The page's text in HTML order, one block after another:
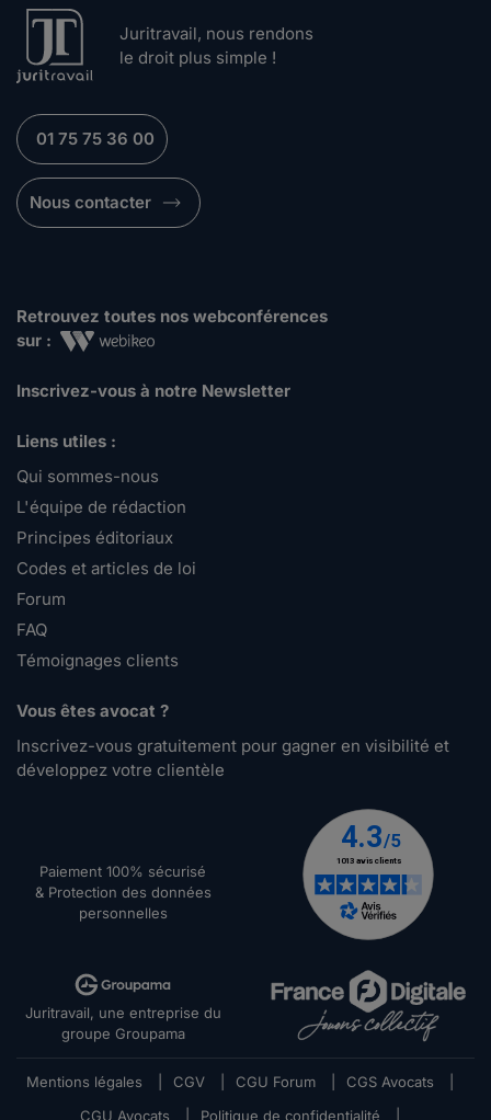
Juritravail, nous rendons
le droit plus simple !
01 75 75 36 00
Nous contacter
Retrouvez toutes nos webconférences
sur :
Inscrivez-vous à notre Newsletter
Liens utiles :
Qui sommes-nous
L'équipe de rédaction
Principes éditoriaux
Codes et articles de loi
Forum
FAQ
Témoignages clients
Vous êtes avocat ?
Inscrivez-vous gratuitement pour gagner en visibilité et
développez votre clientèle
Paiement 100% sécurisé
& Protection des données
personnelles
Juritravail, une entreprise du
groupe Groupama
Mentions légales CGV CGU Forum CGS Avocats
CGU Avocats
Politique de confidentialité